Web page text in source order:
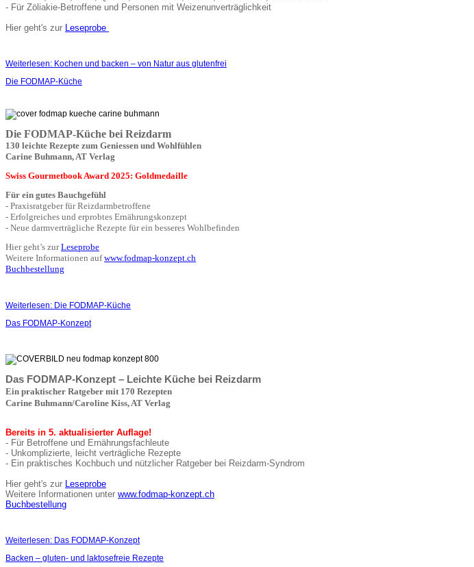
- Für Zöliakie-Betroffene und Personen mit Weizenunverträglichkeit
Hier geht's zur Leseprobe
Weiterlesen: Kochen und backen – von Natur aus glutenfrei
Die FODMAP-Küche
Die FODMAP-Küche bei Reizdarm
130 leichte Rezepte zum Geniessen und Wohlfühlen
Carine Buhmann, AT Verlag
Swiss Gourmetbook Award 2025: Goldmedaille
Für ein gutes Bauchgefühl
- Praxisratgeber für Reizdarmbetroffene
- Erfolgreiches und erprobtes Ernährungskonzept
- Neue darmverträgliche Rezepte für ein besseres Wohlbefinden
Hier geht’s zur Leseprobe
Weitere Informationen auf www.fodmap-konzept.ch
Buchbestellung
Weiterlesen: Die FODMAP-Küche
Das FODMAP-Konzept
Das FODMAP-Konzept – Leichte Küche bei Reizdarm
Ein praktischer Ratgeber mit 170 Rezepten
Carine Buhmann/Caroline Kiss, AT Verlag
Bereits in 5. aktualisierter Auflage!
- Für Betroffene und Ernährungsfachleute
- Unkomplizierte, leicht verträgliche Rezepte
- Ein praktisches Kochbuch und nützlicher Ratgeber bei Reizdarm-Syndrom
Hier geht's zur Leseprobe
Weitere Informationen unter www.fodmap-konzept.ch
Buchbestellung
Weiterlesen: Das FODMAP-Konzept
Backen – gluten- und laktosefreie Rezepte